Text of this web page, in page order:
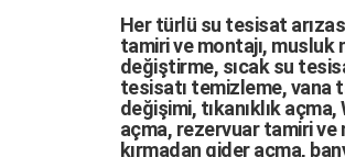
Her türlü su tesisat
tamirivemontajı, musluk
değiştirme, sıcak su
tesisatı temizleme,vana
değişimi, tıkanıklık açma,
açma, rezervuar tamirive
kırmadan gider açma,